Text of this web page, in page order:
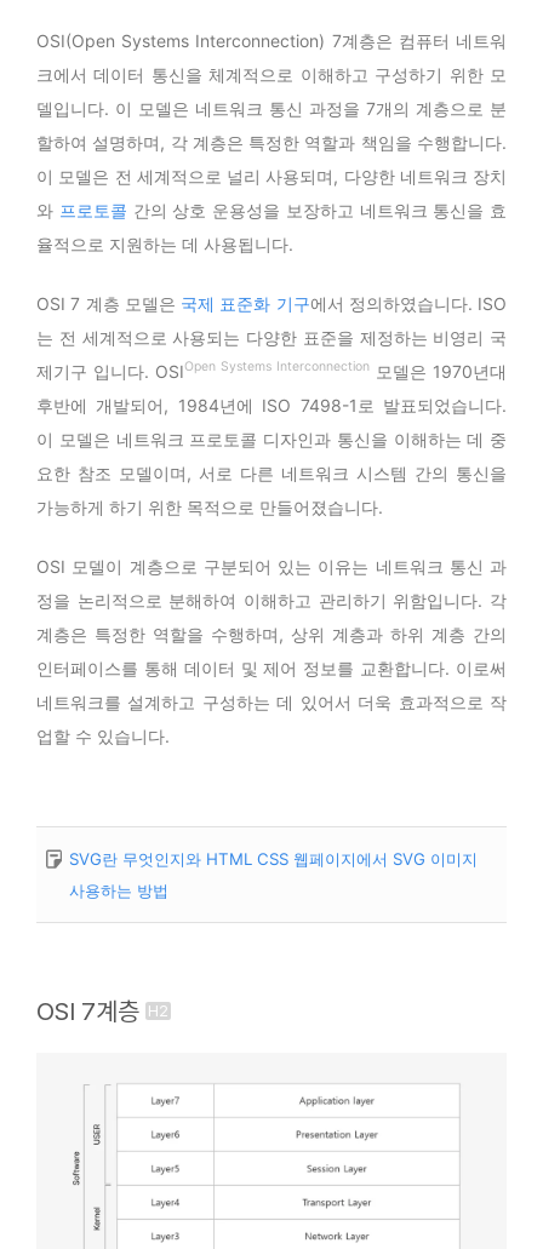
OSI(Open Systems Interconnection) 7계층은 컴퓨터 네트워
크에서 데이터 통신을 체계적으로 이해하고 구성하기 위한 모
델입니다. 이 모델은 네트워크 통신 과정을 7개의 계층으로 분
할하여 설명하며, 각 계층은 특정한 역할과 책임을 수행합니다.
이 모델은 전 세계적으로 널리 사용되며, 다양한 네트워크 장치
와 프로토콜 간의 상호 운용성을 보장하고 네트워크 통신을 효
율적으로 지원하는 데 사용됩니다.
OSI 7 계층 모델은 국제 표준화 기구에서 정의하였습니다. ISO
는 전 세계적으로 사용되는 다양한 표준을 제정하는 비영리 국
제기구 입니다. OSIOpen Systems Interconnection 모델은 1970년대
후반에 개발되어, 1984년에 ISO 7498-1로 발표되었습니다.
이 모델은 네트워크 프로토콜 디자인과 통신을 이해하는 데 중
요한 참조 모델이며, 서로 다른 네트워크 시스템 간의 통신을
가능하게 하기 위한 목적으로 만들어졌습니다.
OSI 모델이 계층으로 구분되어 있는 이유는 네트워크 통신 과
정을 논리적으로 분해하여 이해하고 관리하기 위함입니다. 각
계층은 특정한 역할을 수행하며, 상위 계층과 하위 계층 간의
인터페이스를 통해 데이터 및 제어 정보를 교환합니다. 이로써
네트워크를 설계하고 구성하는 데 있어서 더욱 효과적으로 작
업할 수 있습니다.
SVG란 무엇인지와 HTML CSS 웹페이지에서 SVG 이미지
사용하는 방법
OSI 7계층